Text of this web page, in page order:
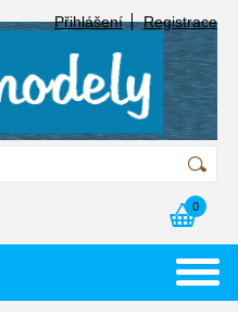
Přihlášení Registrace
0